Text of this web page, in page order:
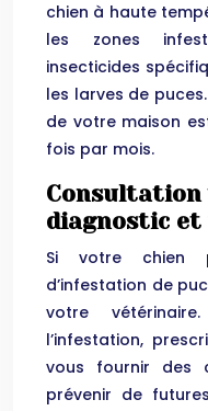
chien à haute
les zones
insecticides
les larves de
de votre maison
fois par mois.
diagnostic
Si votre chien
d’infestation de
votre
l’infestation,
vous fournir des
prévenir de